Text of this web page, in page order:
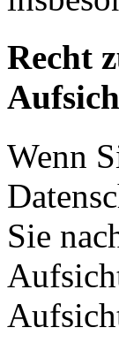
Recht
Wenn
Sie